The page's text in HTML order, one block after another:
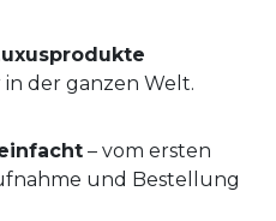
der ganzen Welt.
– vom ersten
und Bestellung